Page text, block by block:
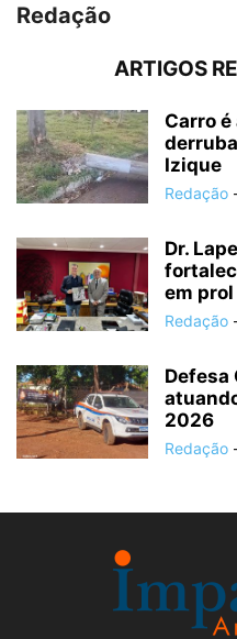
Redação
ARTIGOS
Carro
Izique
Redação
Dr.
em prol
Redação
Defesa
2026
Redação